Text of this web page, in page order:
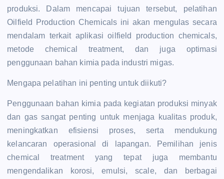
produksi. Dalam mencapai tujuan tersebut, pelatihan
Oilfield Production Chemicals ini akan mengulas secara
mendalam terkait aplikasi oilfield production chemicals,
metode chemical treatment, dan juga optimasi
penggunaan bahan kimia pada industri migas.
Mengapa pelatihan ini penting untuk diikuti?
Penggunaan bahan kimia pada kegiatan produksi minyak
dan gas sangat penting untuk menjaga kualitas produk,
meningkatkan efisiensi proses, serta mendukung
kelancaran operasional di lapangan. Pemilihan jenis
chemical treatment yang tepat juga membantu
mengendalikan korosi, emulsi, scale, dan berbagai